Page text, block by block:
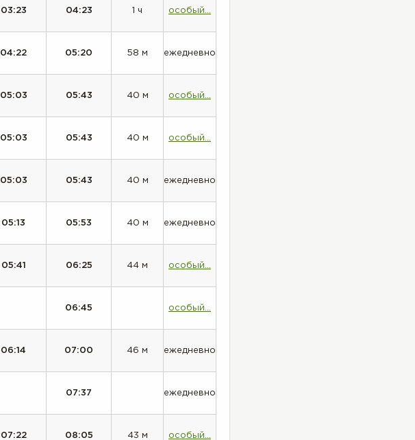
03:23 04:23 1 ч особый...
04:22 05:20 58 м ежедневно
05:03 05:43 40 м особый...
05:03 05:43 40 м особый...
05:03 05:43 40 м ежедневно
05:13 05:53 40 м ежедневно
05:41 06:25 44 м особый...
06:45 особый...
06:14 07:00 46 м ежедневно
07:37 ежедневно
07:22 08:05 43 м особый...